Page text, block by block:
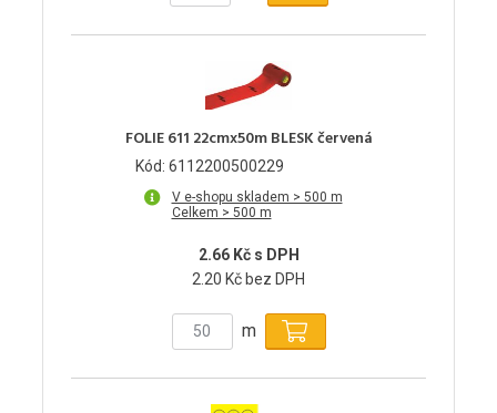
FOLIE 611 22cmx50m BLESK červená
Kód: 6112200500229
V e-shopu skladem > 500 m
Celkem > 500 m
2.66 Kč s DPH
2.20 Kč bez DPH
m